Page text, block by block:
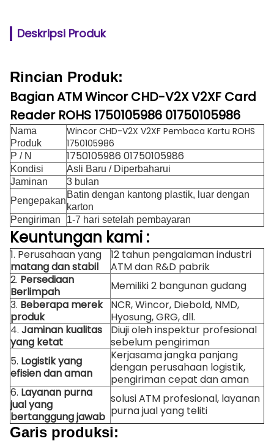
Deskripsi Produk
Rincian Produk:
Bagian ATMWincor CHD-V2X V2XF Card
Reader ROHS 1750105986 01750105986
Nama
Produk
Wincor CHD-V2X V2XF Pembaca Kartu ROHS
1750105986
P / N 1750105986 01750105986
Kondisi
Asli Baru / Diperbaharui
Jaminan
3 bulan
Pengepakan
Batin dengan kantong plastik, luar dengan
karton
Pengiriman
1-7 hari setelah pembayaran
Keuntungan kami :
1. Perusahaan yang
matang dan stabil
12 tahun pengalaman industri
ATM dan R&D pabrik
2. Persediaan
Berlimpah
Memiliki 2 bangunan gudang
3. Beberapa merek
produk
NCR, Wincor, Diebold, NMD,
Hyosung, GRG, dll.
4. Jaminan kualitas
yang ketat
Diuji oleh inspektur profesional
sebelum pengiriman
5. Logistik yang
efisien dan aman
Kerjasama jangka panjang
dengan perusahaan logistik,
pengiriman cepat dan aman
6. Layanan purna
jual yang
bertanggung jawab
solusi ATM profesional, layanan
purna jual yang teliti
Garis produksi: